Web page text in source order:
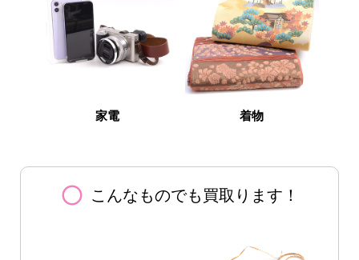
家電 着物
panorama_fish_eye こんなものでも買取ります！